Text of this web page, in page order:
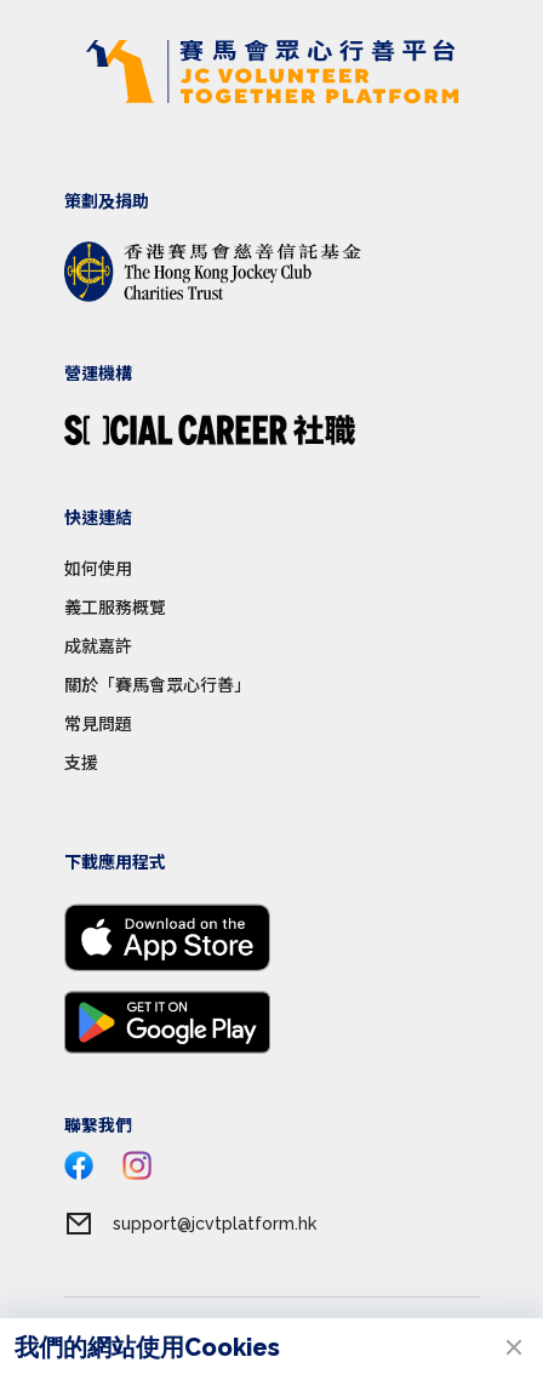
策劃及捐助
營運機構
快速連結
如何使用
義工服務概覽
成就嘉許
關於「賽馬會眾心行善」
常見問題
支援
下載應用程式
聯繫我們
support@jcvtplatform.hk
私隱政策
我們的網站使用Cookies